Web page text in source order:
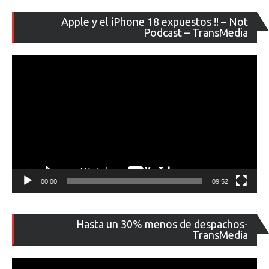
Apple y el iPhone 18 expuestos !! – Not
Podcast – TransMedia
de
00:00 09:52
Hasta un 30% menos de despachos-
TransMedia
de